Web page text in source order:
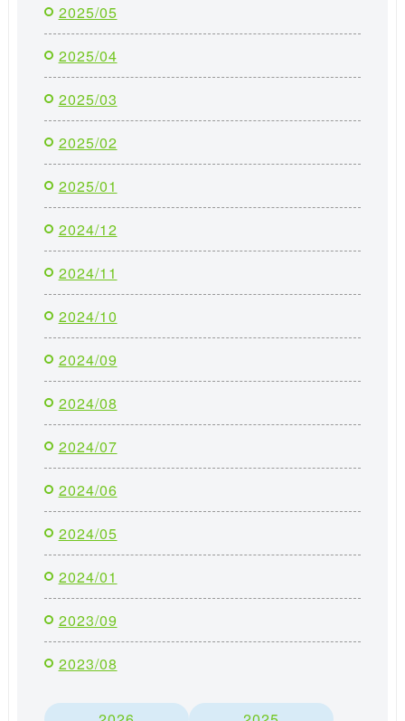
2025/05
2025/04
2025/03
2025/02
2025/01
2024/12
2024/11
2024/10
2024/09
2024/08
2024/07
2024/06
2024/05
2024/01
2023/09
2023/08